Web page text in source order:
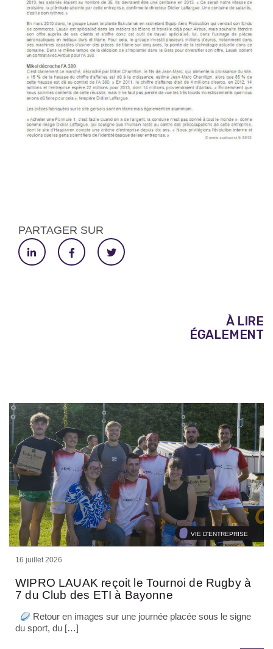
PARTAGER SUR
À LIRE
ÉGALEMENT
VIE D'ENTREPRISE
16 juillet 2026
WIPRO LAUAK reçoit le Tournoi de Rugby à
7 du Club des ETI à Bayonne
Retour en images sur une journée placée sous le signe
du sport, du […]